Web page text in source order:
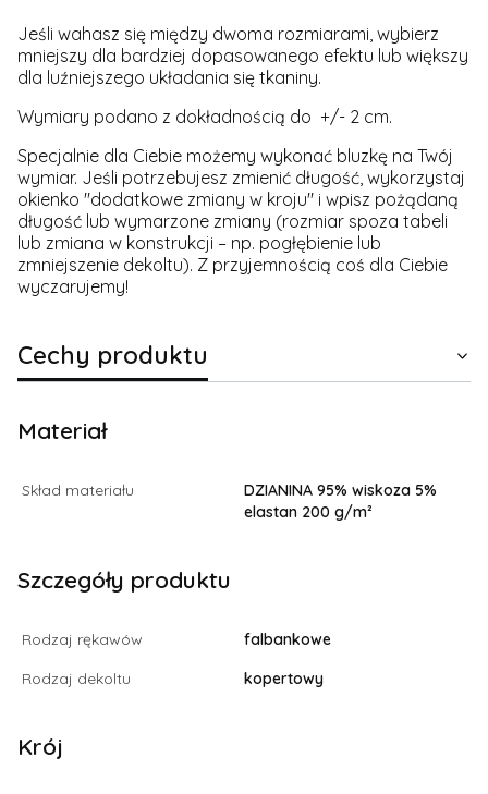
Jeśli wahasz się między dwoma rozmiarami, wybierz
mniejszy dla bardziej dopasowanego efektu lub większy
dla luźniejszego układania się tkaniny.
Wymiary podano z dokładnością do +/- 2 cm.
Specjalnie dla Ciebie możemy wykonać bluzkę na Twój
wymiar. Jeśli potrzebujesz zmienić długość, wykorzystaj
okienko "dodatkowe zmiany w kroju" i wpisz pożądaną
długość lub wymarzone zmiany (rozmiar spoza tabeli
lub zmiana w konstrukcji – np. pogłębienie lub
zmniejszenie dekoltu). Z przyjemnością coś dla Ciebie
wyczarujemy!
Cechy produktu
Materiał
Skład materiału
DZIANINA 95% wiskoza 5%
elastan 200 g/m²
Szczegóły produktu
Rodzaj rękawów
falbankowe
Rodzaj dekoltu
kopertowy
Krój